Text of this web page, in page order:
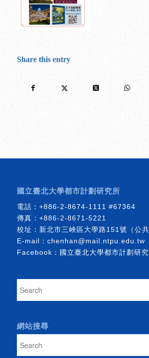
Share this entry
國立臺北大學都市計劃研究所
電話： +886-2-8674-1111 #67364
傳真：+886-2-8671-5221
校址：新北市三峽區大學路151號（公共
E-mail： chenhan@mail.ntpu.edu.tw
Facebook： 國立臺北大學都市計劃研
網站搜尋